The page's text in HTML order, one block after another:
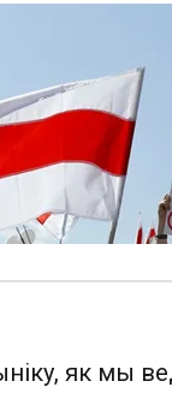
як мы